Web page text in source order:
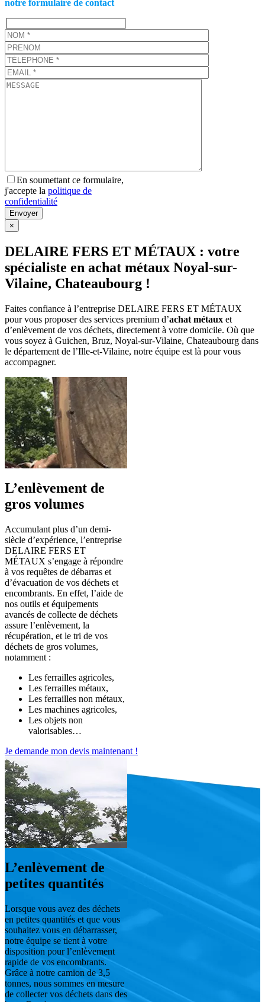
notre formulaire de contact
En soumettant ce formulaire,
j'accepte la politique de
confidentialité
×
DELAIRE FERS ET MÉTAUX : votre
spécialiste en achat métaux Noyal-sur-
Vilaine, Chateaubourg !
Faites confiance à l’entreprise DELAIRE FERS ET MÉTAUX
pour vous proposer des services premium d’achat métaux et
d’enlèvement de vos déchets, directement à votre domicile. Où que
vous soyez à Guichen, Bruz, Noyal-sur-Vilaine, Chateaubourg dans
le département de l’Ille-et-Vilaine, notre équipe est là pour vous
accompagner.
L’enlèvement de
gros volumes
Accumulant plus d’un demi-
siècle d’expérience, l’entreprise
DELAIRE FERS ET
MÉTAUX s’engage à répondre
à vos requêtes de débarras et
d’évacuation de vos déchets et
encombrants. En effet, l’aide de
nos outils et équipements
avancés de collecte de déchets
assure l’enlèvement, la
récupération, et le tri de vos
déchets de gros volumes,
notamment :
Les ferrailles agricoles,
Les ferrailles métaux,
Les ferrailles non métaux,
Les machines agricoles,
Les objets non
valorisables…
Je demande mon devis maintenant !
L’enlèvement de
petites quantités
Lorsque vous avez des déchets
en petites quantités et que vous
souhaitez vous en débarrasser,
notre équipe se tient à votre
disposition pour l’enlèvement
rapide de vos encombrants.
Grâce à notre camion de 3,5
tonnes, nous sommes en mesure
de collecter vos déchets dans des